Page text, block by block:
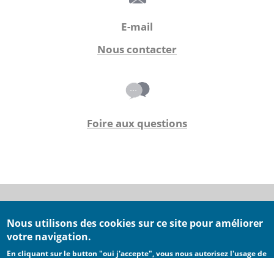
E-mail
Nous contacter
Foire aux questions
Conditions générales d'utilisation
Conditions générales de ventes
Mentions légales
Nous utilisons des cookies sur ce site pour améliorer
votre navigation.
En cliquant sur le button "oui j'accepte", vous nous autorisez l'usage de